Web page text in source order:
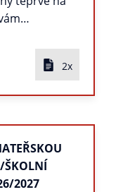
2x
ŠKOLNÍ
2027